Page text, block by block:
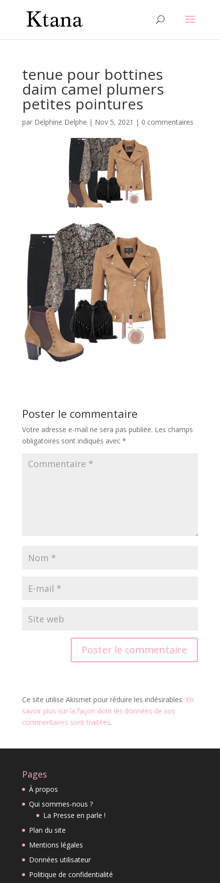
tenue pour bottines
daim camel plumers
petites pointures
par Delphine Delphe | Nov 5, 2021 | 0 commentaires
Poster le commentaire
Votre adresse e-mail ne sera pas publiée. Les champs
obligatoires sont indiqués avec *
Ce site utilise Akismet pour réduire les indésirables. En
savoir plus sur la façon dont les données de vos
commentaires sont traitées.
Pages
À propos
Qui sommes-nous ?
La Presse en parle !
Plan du site
Mentions légales
Données utilisateur
Politique de confidentialité